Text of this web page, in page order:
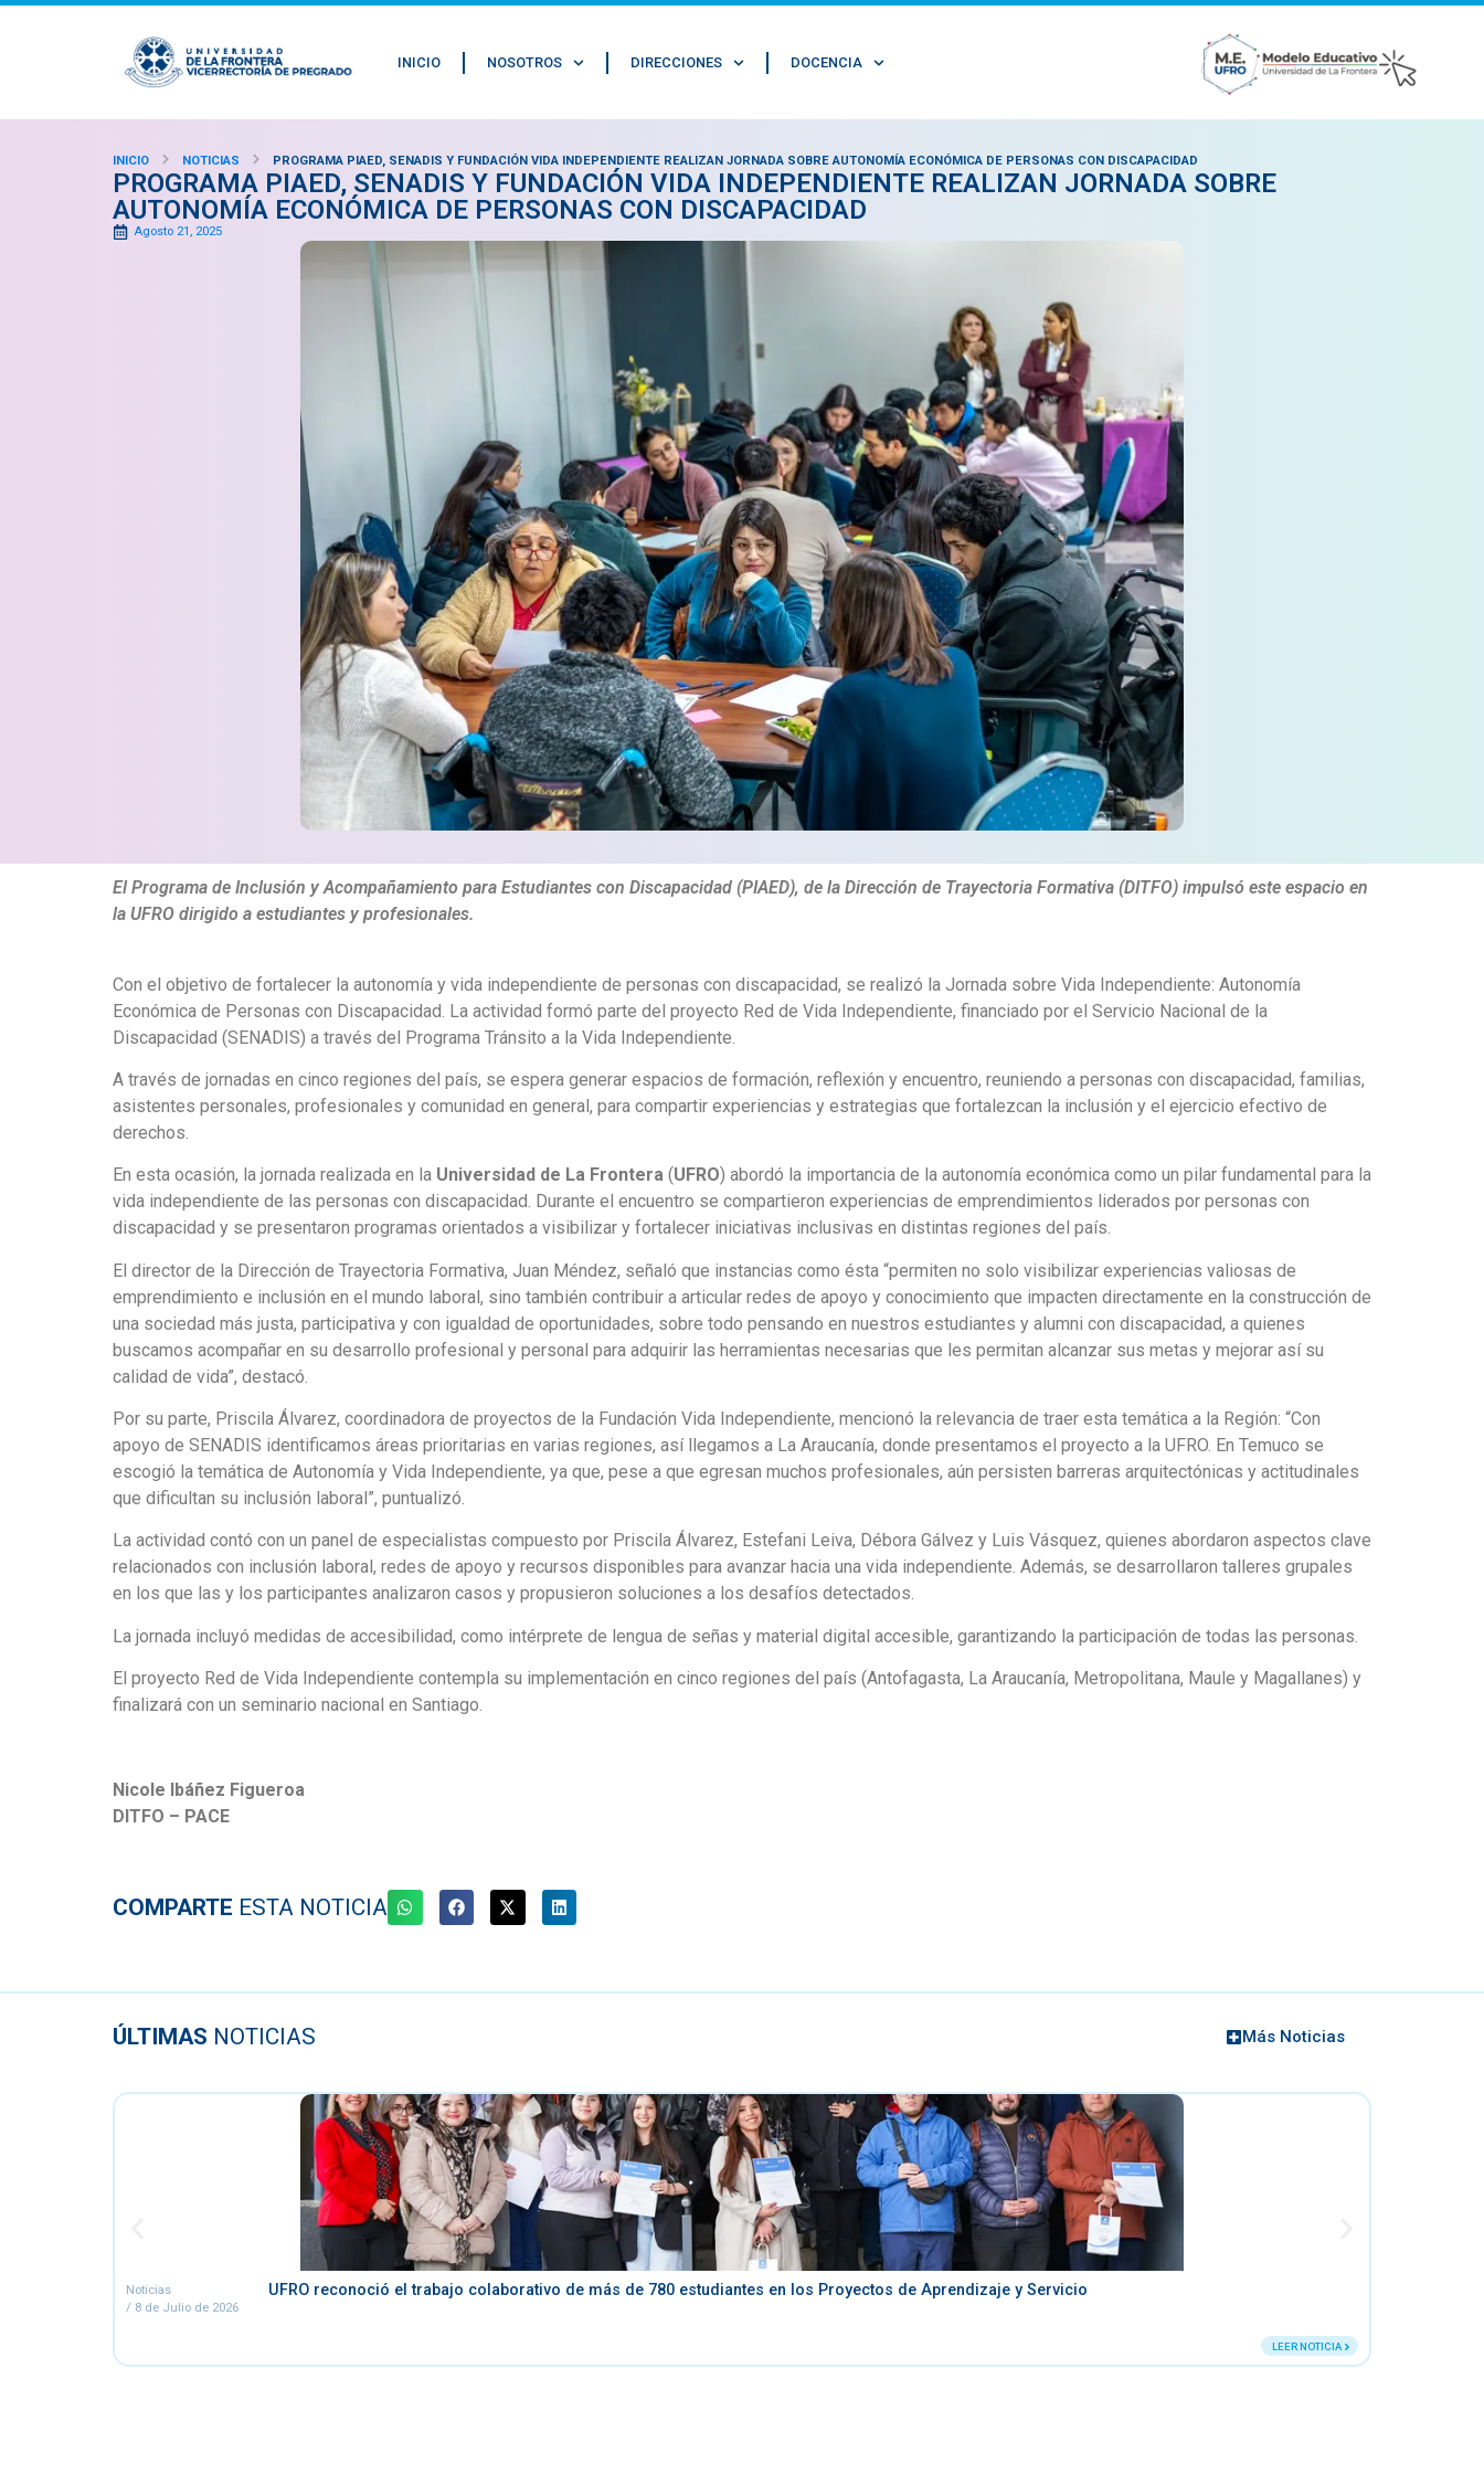
INICIO NOSOTROS DIRECCIONES DOCENCIA
INICIO NOTICIAS PROGRAMA PIAED, SENADIS Y FUNDACIÓN VIDA INDEPENDIENTE REALIZAN JORNADA SOBRE AUTONOMÍA ECONÓMICA DE PERSONAS CON DISCAPACIDAD
PROGRAMA PIAED, SENADIS Y FUNDACIÓN VIDA INDEPENDIENTE REALIZAN JORNADA SOBRE
AUTONOMÍA ECONÓMICA DE PERSONAS CON DISCAPACIDAD
Agosto 21, 2025
El Programa de Inclusión y Acompañamiento para Estudiantes con Discapacidad (PIAED), de la Dirección de Trayectoria Formativa (DITFO) impulsó este espacio en
la UFRO dirigido a estudiantes y profesionales.
Con el objetivo de fortalecer la autonomía y vida independiente de personas con discapacidad, se realizó la Jornada sobre Vida Independiente: Autonomía
Económica de Personas con Discapacidad. La actividad formó parte del proyecto Red de Vida Independiente, financiado por el Servicio Nacional de la
Discapacidad (SENADIS) a través del Programa Tránsito a la Vida Independiente.
A través de jornadas en cinco regiones del país, se espera generar espacios de formación, reflexión y encuentro, reuniendo a personas con discapacidad, familias,
asistentes personales, profesionales y comunidad en general, para compartir experiencias y estrategias que fortalezcan la inclusión y el ejercicio efectivo de
derechos.
En esta ocasión, la jornada realizada en la Universidad de La Frontera (UFRO) abordó la importancia de la autonomía económica como un pilar fundamental para la
vida independiente de las personas con discapacidad. Durante el encuentro se compartieron experiencias de emprendimientos liderados por personas con
discapacidad y se presentaron programas orientados a visibilizar y fortalecer iniciativas inclusivas en distintas regiones del país.
El director de la Dirección de Trayectoria Formativa, Juan Méndez, señaló que instancias como ésta “permiten no solo visibilizar experiencias valiosas de
emprendimiento e inclusión en el mundo laboral, sino también contribuir a articular redes de apoyo y conocimiento que impacten directamente en la construcción de
una sociedad más justa, participativa y con igualdad de oportunidades, sobre todo pensando en nuestros estudiantes y alumni con discapacidad, a quienes
buscamos acompañar en su desarrollo profesional y personal para adquirir las herramientas necesarias que les permitan alcanzar sus metas y mejorar así su
calidad de vida”, destacó.
Por su parte, Priscila Álvarez, coordinadora de proyectos de la Fundación Vida Independiente, mencionó la relevancia de traer esta temática a la Región: “Con
apoyo de SENADIS identificamos áreas prioritarias en varias regiones, así llegamos a La Araucanía, donde presentamos el proyecto a la UFRO. En Temuco se
escogió la temática de Autonomía y Vida Independiente, ya que, pese a que egresan muchos profesionales, aún persisten barreras arquitectónicas y actitudinales
que dificultan su inclusión laboral”, puntualizó.
La actividad contó con un panel de especialistas compuesto por Priscila Álvarez, Estefani Leiva, Débora Gálvez y Luis Vásquez, quienes abordaron aspectos clave
relacionados con inclusión laboral, redes de apoyo y recursos disponibles para avanzar hacia una vida independiente. Además, se desarrollaron talleres grupales
en los que las y los participantes analizaron casos y propusieron soluciones a los desafíos detectados.
La jornada incluyó medidas de accesibilidad, como intérprete de lengua de señas y material digital accesible, garantizando la participación de todas las personas.
El proyecto Red de Vida Independiente contempla su implementación en cinco regiones del país (Antofagasta, La Araucanía, Metropolitana, Maule y Magallanes) y
finalizará con un seminario nacional en Santiago.
Nicole Ibáñez Figueroa
DITFO – PACE
COMPARTE ESTA NOTICIA
ÚLTIMAS NOTICIAS Más Noticias
Noticias
/ 8 de Julio de 2026
UFRO reconoció el trabajo colaborativo de más de 780 estudiantes en los Proyectos de Aprendizaje y Servicio
LEER NOTICIA